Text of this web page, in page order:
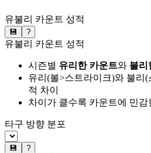
유불리 카운트 성적
💾 ?
유불리 카운트 성적
시즌별 유리한 카운트와 불리
유리(볼>스트라이크)와 불리
적 차이
차이가 클수록 카운트에 민감
타구 방향 분포
💾 ?